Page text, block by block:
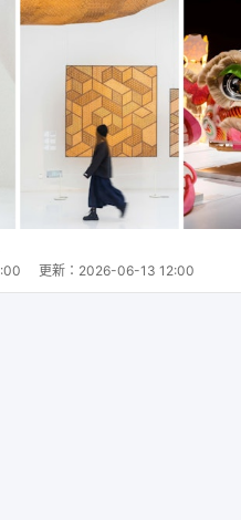
更新： 2026-06-13 12:00